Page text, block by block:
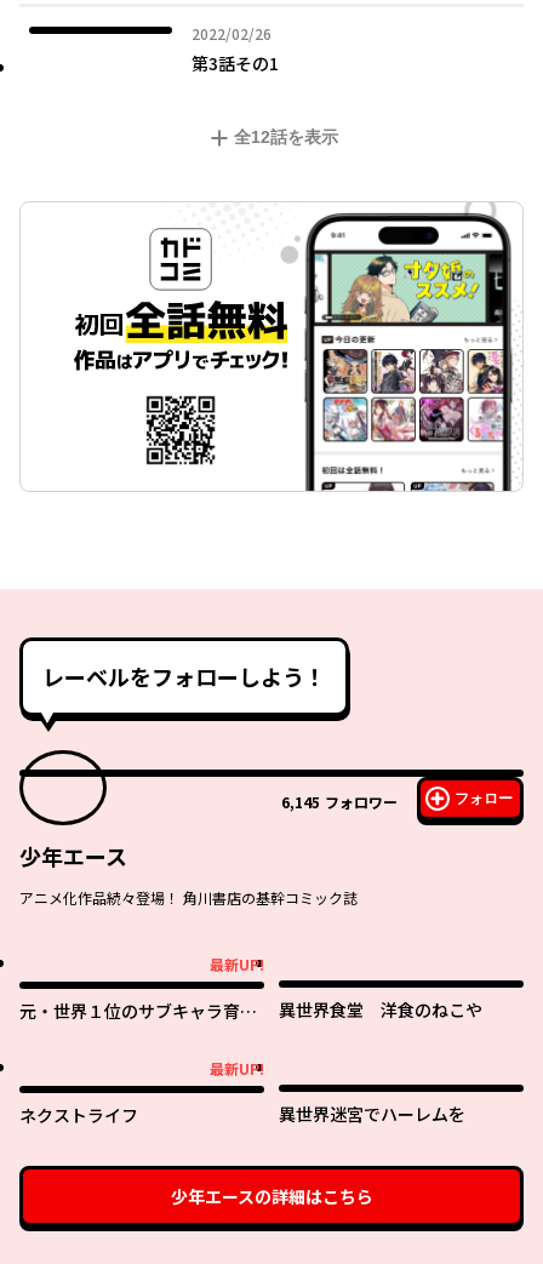
2022/02/26
2022年02月26日
第3話その1
全12話を表示
レーベルをフォローしよう！
6,145 フォロワー フォロー
少年エース
アニメ化作品続々登場！ 角川書店の基幹コミック誌
最新UP!
元・世界１位のサブキャラ育成
異世界食堂 洋食のねこや
最新UP!
ネクストライフ 異世界迷宮でハーレムを
少年エースの詳細はこちら